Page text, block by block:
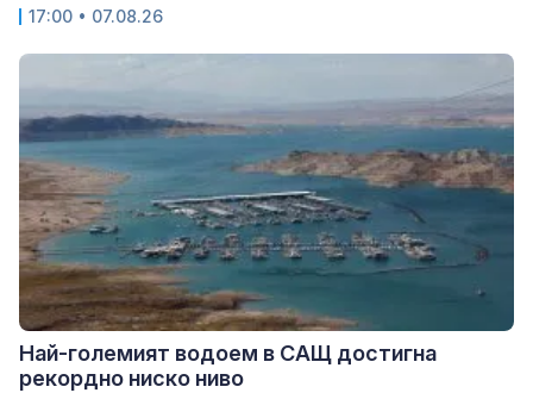
17:00 • 07.08.26
Най-големият водоем в САЩ достигна
рекордно ниско ниво